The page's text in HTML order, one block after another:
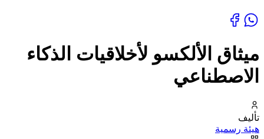
ميثاق الألكسو لأخلاقيات الذكاء
الاصطناعي
تأليف
هيئة رسمية